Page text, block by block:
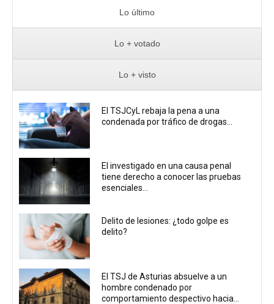
Lo último
Lo + votado
Lo + visto
El TSJCyL rebaja la pena a una
condenada por tráfico de drogas...
El investigado en una causa penal
tiene derecho a conocer las pruebas
esenciales...
Delito de lesiones: ¿todo golpe es
delito?
El TSJ de Asturias absuelve a un
hombre condenado por
comportamiento despectivo hacia...